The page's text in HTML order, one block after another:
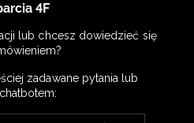
4F
lub chcesz dowiedzieć się
zadawane pytania lub